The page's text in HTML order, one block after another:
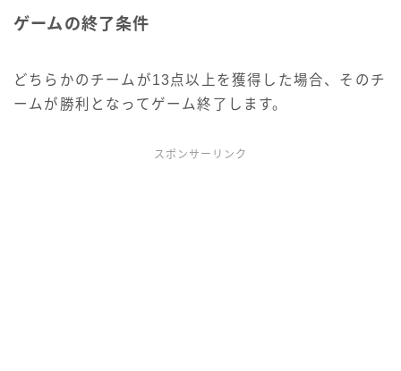
ゲームの終了条件
どちらかのチームが13点以上を獲得した場合、そのチ
ームが勝利となってゲーム終了します。
スポンサーリンク